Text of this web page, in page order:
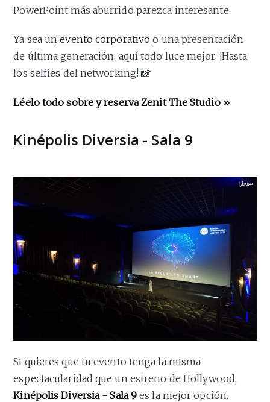
PowerPoint más aburrido parezca interesante.
Ya sea un evento corporativo o una presentación
de última generación, aquí todo luce mejor. ¡Hasta
los selfies del networking! 📸
Léelo todo sobre y reservaZenit The Studio»
Kinépolis Diversia - Sala 9
Si quieres que tu evento tenga la misma
espectacularidad que un estreno de Hollywood,
Kinépolis Diversia - Sala 9 es la mejor opción.